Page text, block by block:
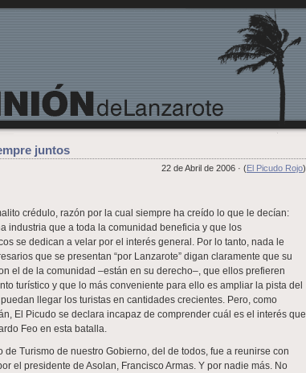
juntos
22 de Abril de 2006 · (El Picudo Rojo)
crédulo, razón por la cual siempre ha creído lo que le decían:
industria que a toda la comunidad beneficia y que los
se dedican a velar por el interés general. Por lo tanto, nada le
que se presentan “por Lanzarote” digan claramente que su
el de la comunidad –están en su derecho–, que ellos prefieren
turístico y que lo más conveniente para ello es ampliar la pista del
llegar los turistas en cantidades crecientes. Pero, como
El Picudo se declara incapaz de comprender cuál es el interés que
Feo en esta batalla.
de Turismo de nuestro Gobierno, del de todos, fue a reunirse con
el presidente de Asolan, Francisco Armas. Y por nadie más. No